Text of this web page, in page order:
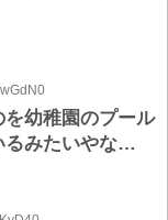
幼稚園のプール
るみたいやな…